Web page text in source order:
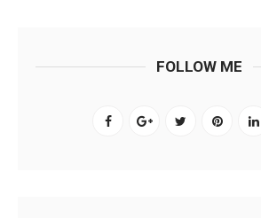
FOLLOW ME